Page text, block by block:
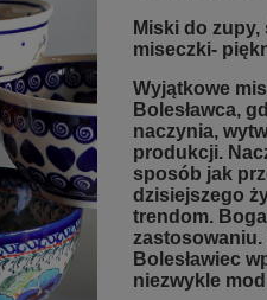
Miski do zupy,
miseczki-
Wyjątkowe
Bolesławca,
naczynia,
produkcji.
sposób jak
dzisiejszego
trendom.
Bolesławiec
niezwykle